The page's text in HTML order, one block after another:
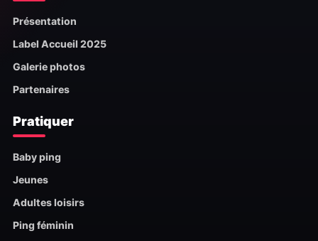
Présentation
Label Accueil 2025
Galerie photos
Partenaires
Pratiquer
Baby ping
Jeunes
Adultes loisirs
Ping féminin